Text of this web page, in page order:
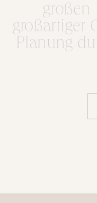
großen
großartiger
Planung